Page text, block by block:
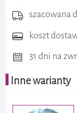
szacowana
koszt
31 dni na
Inne warianty